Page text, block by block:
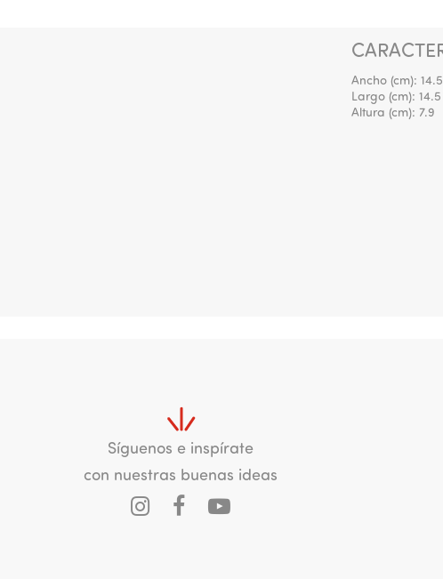
Ancho (cm): 14.5
Largo (cm): 14.5
Altura (cm): 7.9
Síguenos e inspírate
con nuestras buenas ideas